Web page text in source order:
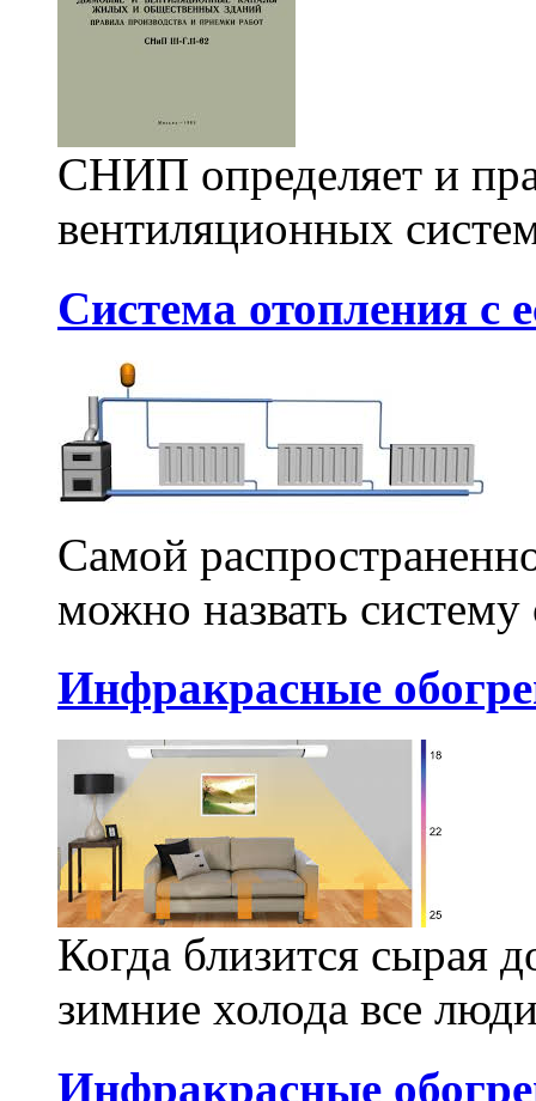
СНИП определяет и
вентиляционных
Система отопления с
Самой
можно назвать систему
Инфракрасные
Когда близится сырая
зимние холода все
Инфракрасные